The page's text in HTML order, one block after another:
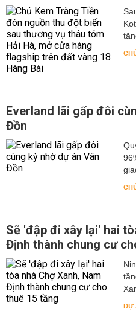
Everland lãi gấp đôi
Đồn
Sẽ 'đập đi xây lại' hai
Định thành chung cư
DỰ